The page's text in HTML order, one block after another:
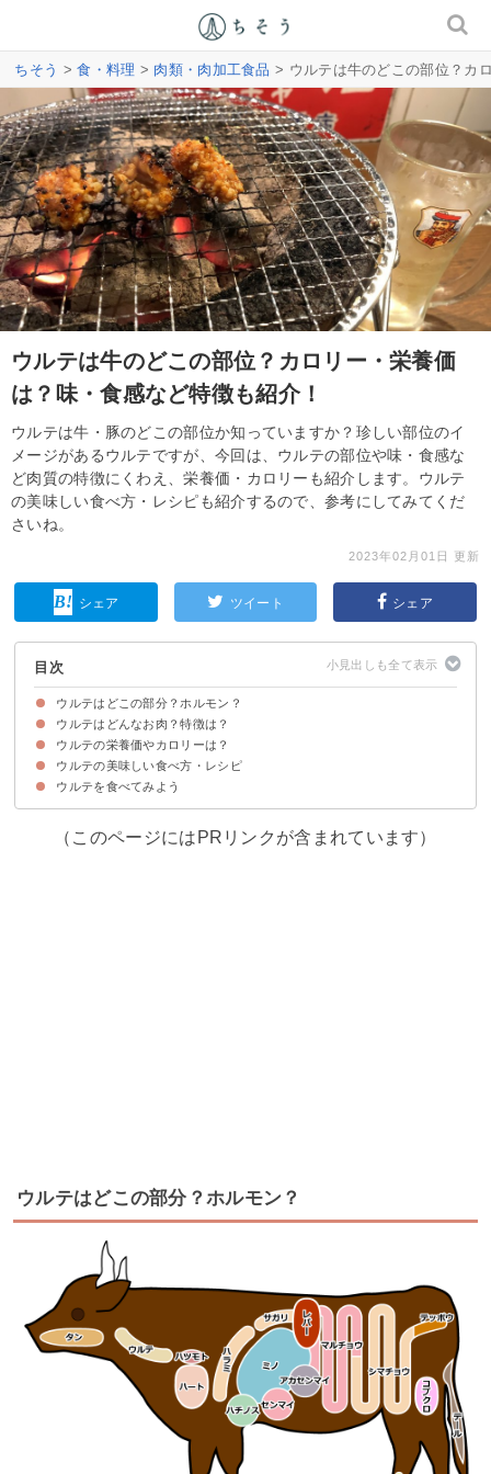
ちそう >食・料理 > 肉類・肉加工食品 > ウルテは牛のどこの部位？カ
ウルテは牛のどこの部位？カロリー・栄養価
は？味・食感など特徴も紹介！
ウルテは牛・豚のどこの部位か知っていますか？珍しい部位のイ
メージがあるウルテですが、今回は、ウルテの部位や味・食感な
ど肉質の特徴にくわえ、栄養価・カロリーも紹介します。ウルテ
の美味しい食べ方・レシピも紹介するので、参考にしてみてくだ
さいね。
2023年02月01日 更新
シェア ツイート シェア
目次
ウルテはどこの部分？ホルモン？
ウルテは牛・豚の気管の軟骨の部位を指す
ウルテの名前の由来と別名
ウルテはどんなお肉？特徴は？
ウルテの味・食感など特徴
ウルテの焼き方や食べ方のおすすめ
ウルテの栄養価やカロリーは？
ウルテの栄養価
ウルテのカロリーや糖質・脂質
ウルテの美味しい食べ方・レシピ
①ガーリックレモン
②ねぎ胡麻和え
③生姜ポン酢和え
ウルテを食べてみよう
（このページにはPRリンクが含まれています）
ウルテはどこの部分？ホルモン？